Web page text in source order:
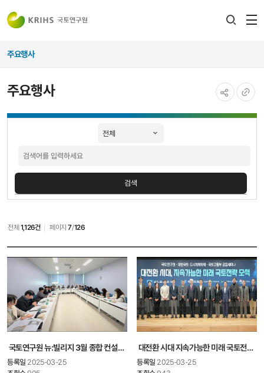
주요행사
주요행사
검색
전체 1,126건 페이지7/126
국토연구원 뉴:빌리지 3월 종합 컨설팅 개최
등록일 2025-03-25
대전환 시대 지속가능한 미래 국토전략 모색 공동세미나 개최
등록일 2025-03-25